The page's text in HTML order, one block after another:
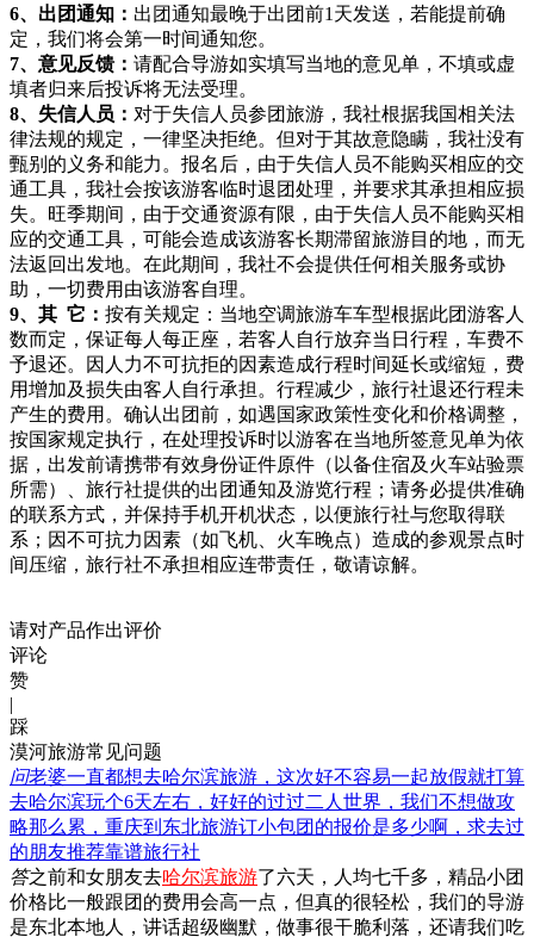
6、出团通知： 出团通知最晚于出团前1天发送，若能提前确
定，我们将会第一时间通知您。
7、意见反馈： 请配合导游如实填写当地的意见单，不填或虚
填者归来后投诉将无法受理。
8、失信人员： 对于失信人员参团旅游，我社根据我国相关法
律法规的规定，一律坚决拒绝。但对于其故意隐瞒，我社没有
甄别的义务和能力。报名后，由于失信人员不能购买相应的交
通工具，我社会按该游客临时退团处理，并要求其承担相应损
失。旺季期间，由于交通资源有限，由于失信人员不能购买相
应的交通工具，可能会造成该游客长期滞留旅游目的地，而无
法返回出发地。在此期间，我社不会提供任何相关服务或协
助，一切费用由该游客自理。
9、其 它： 按有关规定：当地空调旅游车车型根据此团游客人
数而定，保证每人每正座，若客人自行放弃当日行程，车费不
予退还。因人力不可抗拒的因素造成行程时间延长或缩短，费
用增加及损失由客人自行承担。行程减少，旅行社退还行程未
产生的费用。确认出团前，如遇国家政策性变化和价格调整，
按国家规定执行，在处理投诉时以游客在当地所签意见单为依
据，出发前请携带有效身份证件原件（以备住宿及火车站验票
所需）、旅行社提供的出团通知及游览行程；请务必提供准确
的联系方式，并保持手机开机状态，以便旅行社与您取得联
系；因不可抗力因素（如飞机、火车晚点）造成的参观景点时
间压缩，旅行社不承担相应连带责任，敬请谅解。
请对产品作出评价
评论
赞
|
踩
漠河旅游常见问题
问老婆一直都想去哈尔滨旅游，这次好不容易一起放假就打算
去哈尔滨玩个6天左右，好好的过过二人世界，我们不想做攻
略那么累，重庆到东北旅游订小包团的报价是多少啊，求去过
的朋友推荐靠谱旅行社
答之前和女朋友去哈尔滨旅游了六天，人均七千多，精品小团
价格比一般跟团的费用会高一点，但真的很轻松，我们的导游
是东北本地人，讲话超级幽默，做事很干脆利落，还请我们吃